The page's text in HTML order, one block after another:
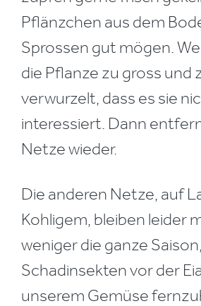
Pflänzchen aus dem
Sprossen gut mögen.
die Pflanze zu gross und
verwurzelt, dass es sie
interessiert. Dann
Netze wieder.
Die anderen Netze, auf
Kohligem, bleiben leider
weniger die ganze
Schadinsekten vor der
unserem Gemüse